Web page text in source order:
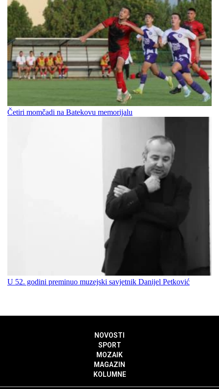
Četiri momčadi na Batekovu memorijalu
U 52. godini preminuo muzejski savjetnik Danijel Petković
NOVOSTI
SPORT
MOZAIK
MAGAZIN
KOLUMNE